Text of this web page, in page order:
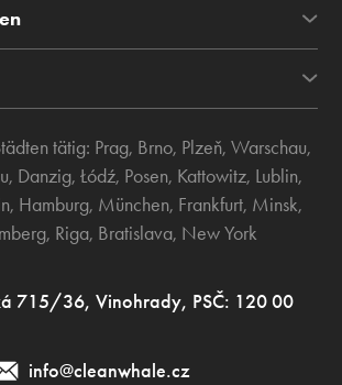
tätig: Prag, Brno, Plzeň, Warschau,
, Danzig, Łódź, Posen, Kattowitz, Lublin,
, Hamburg, München, Frankfurt, Minsk,
, Riga, Bratislava, New York
715/36, Vinohrady, PSČ: 120 00
info@cleanwhale.cz